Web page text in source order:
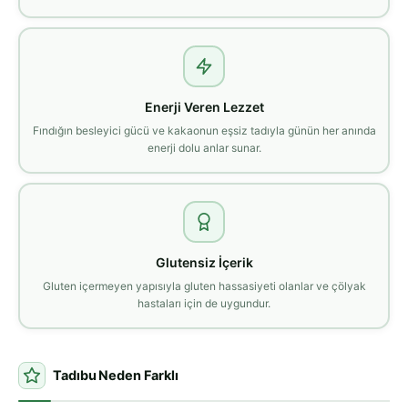
Enerji Veren Lezzet
Fındığın besleyici gücü ve kakaonun eşsiz tadıyla günün her anında
enerji dolu anlar sunar.
Glutensiz İçerik
Gluten içermeyen yapısıyla gluten hassasiyeti olanlar ve çölyak
hastaları için de uygundur.
Tadıbu Neden Farklı